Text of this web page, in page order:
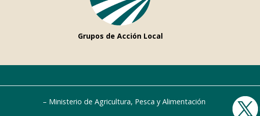
Grupos de Acción Local
Ministerio de Agricultura, Pesca y Alimentación